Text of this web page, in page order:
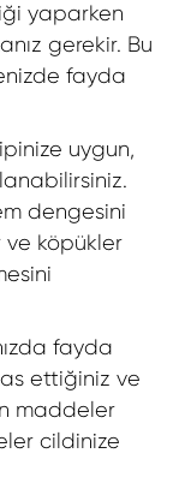
yaparken
gerekir. Bu
fayda
uygun,
dengesini
ve köpükler
fayda
ettiğiniz ve
maddeler
cildinize